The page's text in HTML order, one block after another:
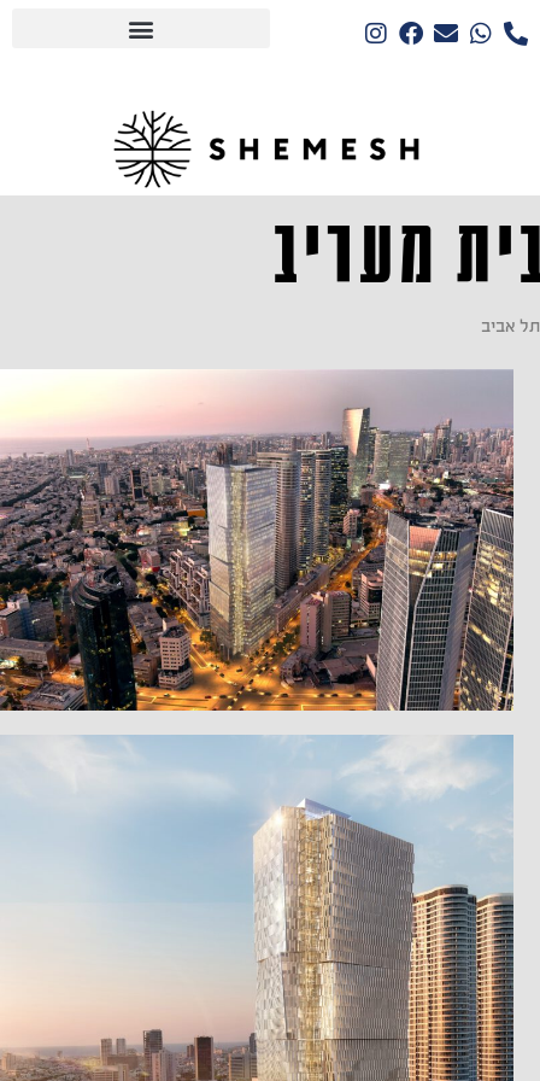
מעריב
תל אביב